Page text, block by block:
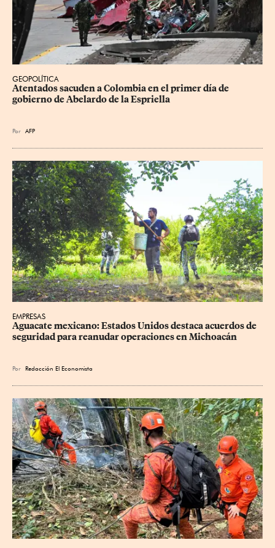
GEOPOLÍTICA
Atentados sacuden a Colombia en el primer día de
gobierno de Abelardo de la Espriella
Por AFP
EMPRESAS
Aguacate mexicano: Estados Unidos destaca acuerdos de
seguridad para reanudar operaciones en Michoacán
Por Redacción El Economista